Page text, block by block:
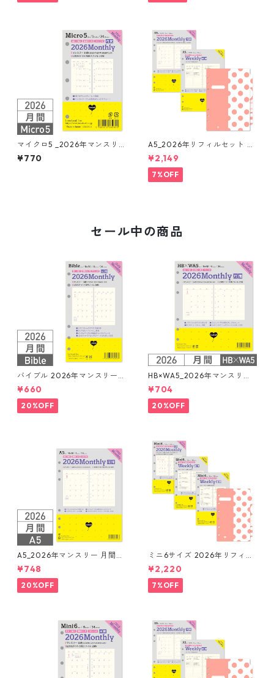
マイクロ5 _2026年マンスリ
ー 月間ブロック+LOVEドット
罫 システム手帳リフィル
¥770
A5_2026年リフィルセット シ
ステム手帳 ★送料無料★
¥2,149
7%OFF
セール中の商品
バイブル 2026年マンスリー
月間ブロック+LOVEドット罫
システム手帳リフィル
¥660
20%OFF
HB×WA5_2026年マンスリー
月間ブロック+LOVEドット罫
システム手帳リフィル
¥704
20%OFF
A5_2026年マンスリー 月間ブ
ロック + LOVEドット罫 シス
テム手帳リフィル
¥748
20%OFF
ミニ6サイズ 2026年リフィル
セット システム手帳 ★送料無
料★
¥2,220
7%OFF